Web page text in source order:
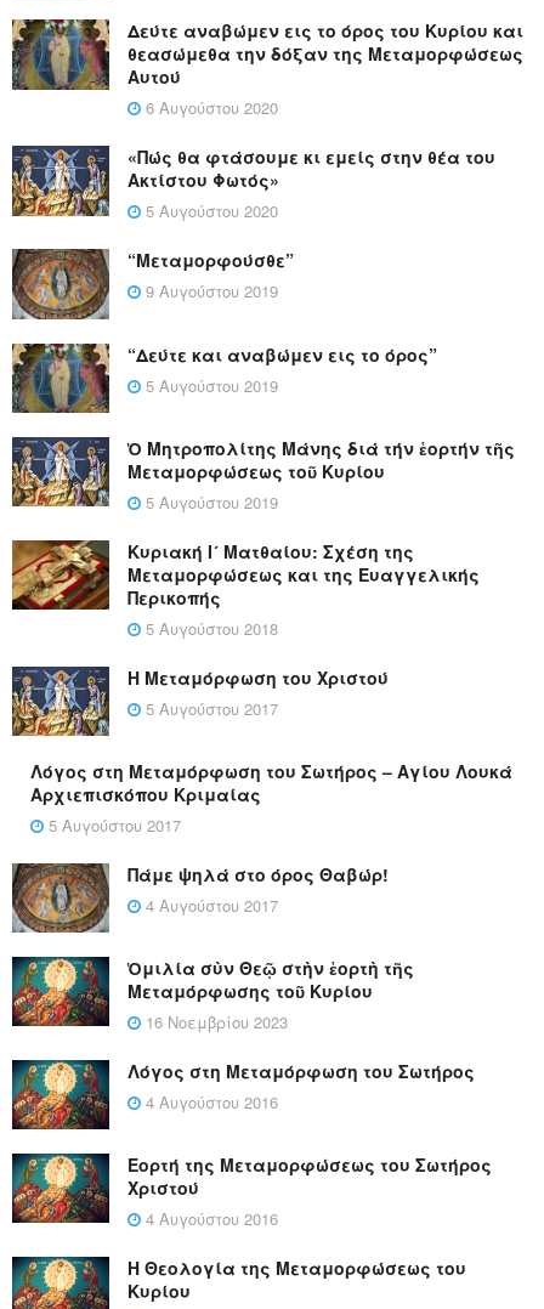
Δεύτε αναβώμεν εις το όρος του Κυρίου και
θεασώμεθα την δόξαν της Μεταμορφώσεως
Αυτού
6 Αυγούστου 2020
«Πώς θα φτάσουμε κι εμείς στην θέα του
Ακτίστου Φωτός»
5 Αυγούστου 2020
“Μεταμορφούσθε”
9 Αυγούστου 2019
“Δεύτε και αναβώμεν εις το όρος”
5 Αυγούστου 2019
Ὁ Μητροπολίτης Μάνης διά τήν ἑορτήν τῆς
Μεταμορφώσεως τοῦ Κυρίου
5 Αυγούστου 2019
Κυριακή Ι´ Ματθαίου: Σχέση της
Μεταμορφώσεως και της Ευαγγελικής
Περικοπής
5 Αυγούστου 2018
Η Μεταμόρφωση του Χριστού
5 Αυγούστου 2017
Λόγος στη Μεταμόρφωση του Σωτήρος – Αγίου Λουκά
Αρχιεπισκόπου Κριμαίας
5 Αυγούστου 2017
Πάμε ψηλά στο όρος Θαβώρ!
4 Αυγούστου 2017
Ὁμιλία σὺν Θεῷ στὴν ἑορτὴ τῆς
Μεταμόρφωσης τοῦ Κυρίου
16 Νοεμβρίου 2023
Λόγος στη Μεταμόρφωση του Σωτήρος
4 Αυγούστου 2016
Εορτή της Μεταμορφώσεως του Σωτήρος
Χριστού
4 Αυγούστου 2016
Η Θεολογία της Μεταμορφώσεως του
Κυρίου